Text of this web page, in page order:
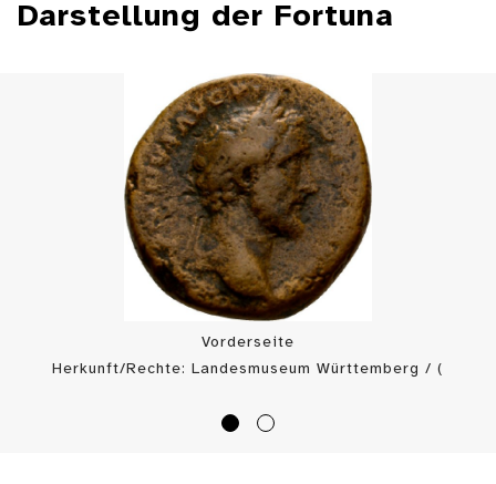
Darstellung der Fortuna
Vorderseite
Herkunft/Rechte: Landesmuseum Württemberg / (